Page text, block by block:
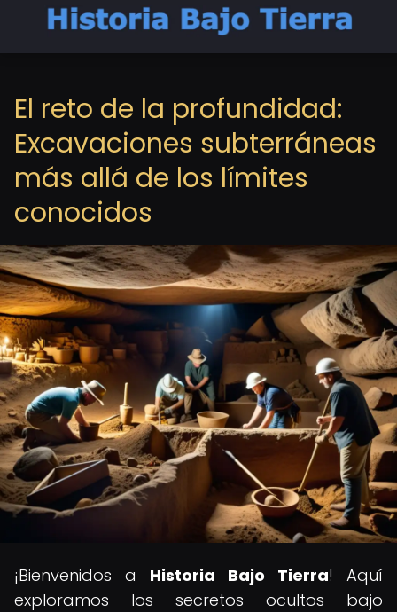
El reto de la profundidad:
Excavaciones subterráneas
más allá de los límites
conocidos
¡Bienvenidos a Historia Bajo Tierra! Aquí
exploramos los secretos ocultos bajo